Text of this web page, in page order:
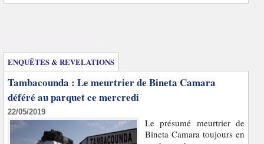
ENQUÊTES & REVELATIONS
Tambacounda : Le meurtrier de Bineta Camara
déféré au parquet ce mercredi
22/05/2019
Le présumé meurtrier de
Bineta Camara toujours en